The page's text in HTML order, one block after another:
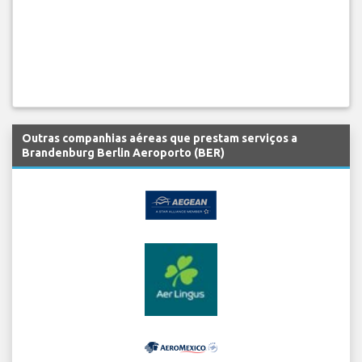
Outras companhias aéreas que prestam serviços a
Brandenburg Berlin Aeroporto (BER)